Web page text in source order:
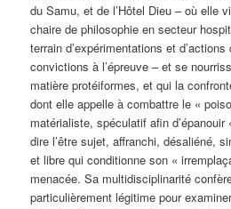
du Samu, et de l’Hôtel Dieu – où elle
chaire de philosophie en secteur
terrain d’expérimentations et
convictions à l’épreuve – et se
matière protéiformes, et qui la
dont elle appelle à combattre le «
matérialiste, spéculatif afin d’épanouir
dire l’être sujet, affranchi, désaliéné,
et libre qui conditionne son «
menacée. Sa multidisciplinarité
particulièrement légitime pour